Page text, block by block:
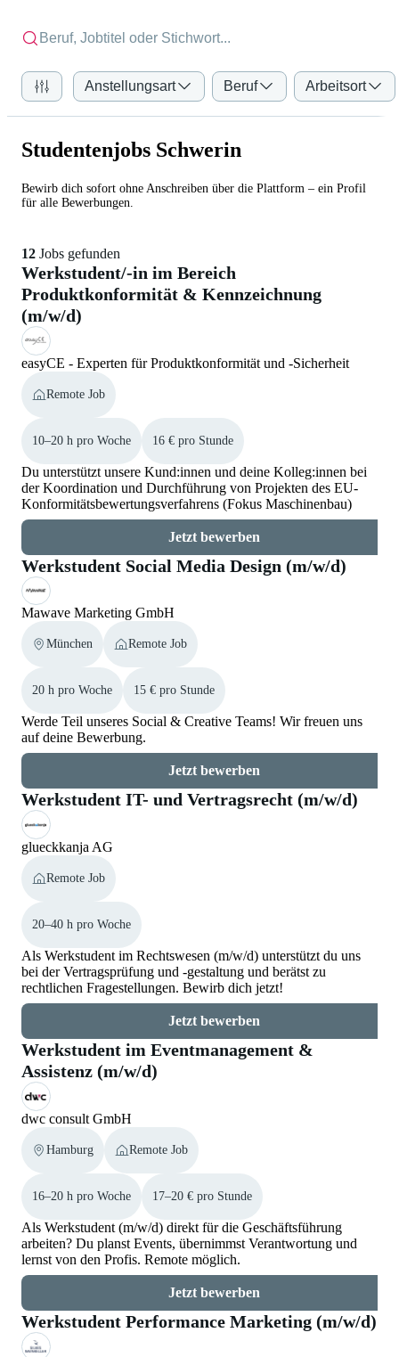
Anstellungsart Beruf Arbeitsort
Studentenjobs Schwerin
Bewirb dich sofort ohne Anschreiben über die Plattform – ein Profil
für alle Bewerbungen.
12 Jobs gefunden
Werkstudent/-in im Bereich
Produktkonformität & Kennzeichnung
(m/w/d)
easyCE - Experten für Produktkonformität und -Sicherheit
Remote Job
10–20 h pro Woche 16 € pro Stunde
Du unterstützt unsere Kund:innen und deine Kolleg:innen bei
der Koordination und Durchführung von Projekten des EU-
Konformitätsbewertungsverfahrens (Fokus Maschinenbau)
Jetzt bewerben
Werkstudent Social Media Design (m/w/d)
Mawave Marketing GmbH
München Remote Job
20 h pro Woche 15 € pro Stunde
Werde Teil unseres Social & Creative Teams! Wir freuen uns
auf deine Bewerbung.
Jetzt bewerben
Werkstudent IT- und Vertragsrecht (m/w/d)
glueckkanja AG
Remote Job
20–40 h pro Woche
Als Werkstudent im Rechtswesen (m/w/d) unterstützt du uns
bei der Vertragsprüfung und -gestaltung und berätst zu
rechtlichen Fragestellungen. Bewirb dich jetzt!
Jetzt bewerben
Werkstudent im Eventmanagement &
Assistenz (m/w/d)
dwc consult GmbH
Hamburg Remote Job
16–20 h pro Woche 17–20 € pro Stunde
Als Werkstudent (m/w/d) direkt für die Geschäftsführung
arbeiten? Du planst Events, übernimmst Verantwortung und
lernst von den Profis. Remote möglich.
Jetzt bewerben
Werkstudent Performance Marketing (m/w/d)